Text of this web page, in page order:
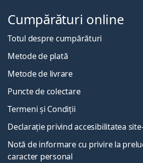
Cumpărături online
Totul despre cumpărături
Metode de plată
Metode de livrare
Puncte de colectare
Termeni și Condiții
Declarație privind accesibilitatea
Notă de informare cu privire la
caracter personal